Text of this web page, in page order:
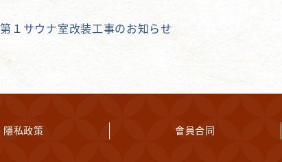
第１サウナ室改装工事のお知らせ
隱私政策 會員合同